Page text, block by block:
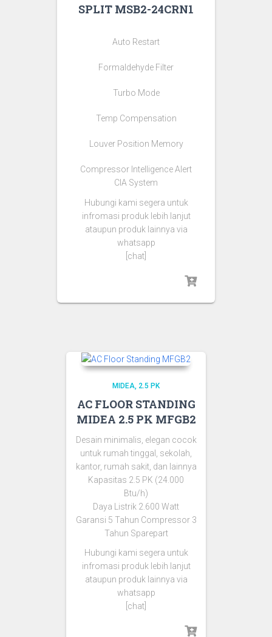
SPLIT MSB2-24CRN1
Auto Restart
Formaldehyde Filter
Turbo Mode
Temp Compensation
Louver Position Memory
Compressor Intelligence Alert
CIA System
Hubungi kami segera untuk
infromasi produk lebih lanjut
ataupun produk lainnya via
whatsapp
[chat]
MIDEA 2.5 PK
AC FLOOR STANDING
MIDEA 2.5 PK MFGB2
Desain minimalis, elegan cocok
untuk rumah tinggal, sekolah,
kantor, rumah sakit, dan lainnya
Kapasitas 2.5 PK (24.000
Btu/h)
Daya Listrik 2.600 Watt
Garansi 5 Tahun Compressor 3
Tahun Sparepart
Hubungi kami segera untuk
infromasi produk lebih lanjut
ataupun produk lainnya via
whatsapp
[chat]